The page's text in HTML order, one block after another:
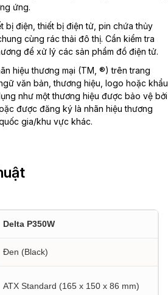
ứng.
bị điện, thiết bị điện tử, pin chứa thủy
cùng rác thải đô thị. Cần kiểm tra
để xử lý các sản phẩm đồ điện tử.
hiệu thương mại (TM, ®) trên trang
văn bản, thương hiệu, logo hoặc khẩu
như một thương hiệu được bảo vệ bởi
được đăng ký là nhãn hiệu thương
gia/khu vực khác.
Delta P350W
Đen (Black)
ATX Standard (165 x 150 x 86 mm)